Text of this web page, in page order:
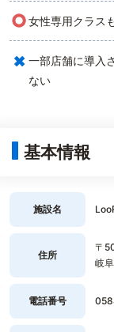
○女性専用クラス
× 一部店舗に導入
ない
基本情報
施設名
住所
〒
岐
電話番号